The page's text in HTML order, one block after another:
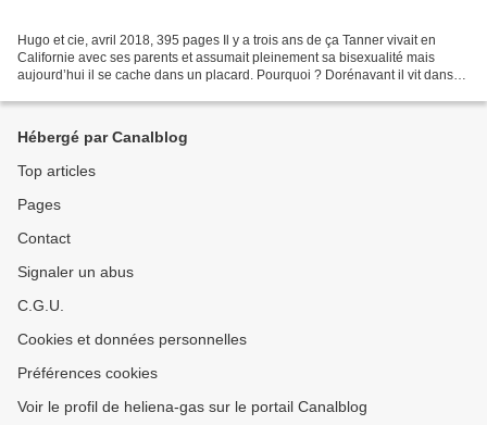
Hugo et cie, avril 2018, 395 pages Il y a trois ans de ça Tanner vivait en
Californie avec ses parents et assumait pleinement sa bisexualité mais
aujourd’hui il se cache dans un placard. Pourquoi ? Dorénavant il vit dans
Hébergé par Canalblog
Top articles
Pages
Contact
Signaler un abus
C.G.U.
Cookies et données personnelles
Préférences cookies
Voir le profil de heliena-gas sur le portail Canalblog